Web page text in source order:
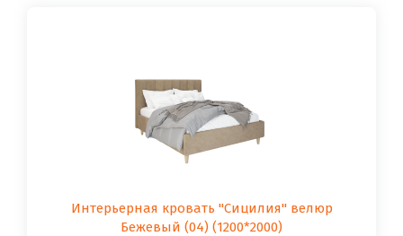
Интерьерная кровать "Сицилия" велюр
Бежевый (04) (1200*2000)